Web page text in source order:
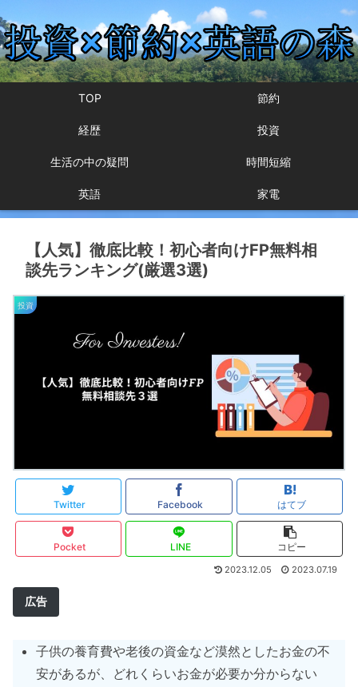
TOP 節約
経歴 投資
生活の中の疑問 時間短縮
英語 家電
【人気】徹底比較！初心者向けFP無料相
談先ランキング(厳選3選)
投資
Twitter Facebook はてブ
Pocket LINE コピー
2023.12.05 2023.07.19
広告
子供の養育費や老後の資金など漠然としたお金の不
安があるが、どれくらいお金が必要か分からない